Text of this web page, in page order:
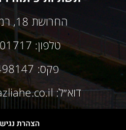
החרושת 18, רמת השרון
טלפון: 03-5401717
פקס: 03-5498147
דוא״ל: office@mazliahe.co.il
הצהרת